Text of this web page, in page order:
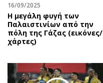
16/09/2025
Η μεγάλη φυγή των
Παλαιστινίων από την
πόλη της Γάζας (εικόνες/
χάρτες)